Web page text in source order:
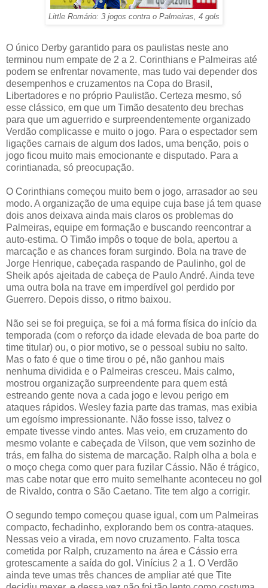
Little Romário: 3 jogos contra o Palmeiras, 4 gols
O único Derby garantido para os paulistas neste ano
terminou num empate de 2 a 2. Corinthians e Palmeiras até
podem se enfrentar novamente, mas tudo vai depender dos
desempenhos e cruzamentos na Copa do Brasil,
Libertadores e no próprio Paulistão. Certeza mesmo, só
esse clássico, em que um Timão desatento deu brechas
para que um aguerrido e surpreendentemente organizado
Verdão complicasse e muito o jogo. Para o espectador sem
ligações carnais de algum dos lados, uma benção, pois o
jogo ficou muito mais emocionante e disputado. Para a
corintianada, só preocupação.
O Corinthians começou muito bem o jogo, arrasador ao seu
modo. A organização de uma equipe cuja base já tem quase
dois anos deixava ainda mais claros os problemas do
Palmeiras, equipe em formação e buscando reencontrar a
auto-estima. O Timão impôs o toque de bola, apertou a
marcação e as chances foram surgindo. Bola na trave de
Jorge Henrique, cabeçada raspando de Paulinho, gol de
Sheik após ajeitada de cabeça de Paulo André. Ainda teve
uma outra bola na trave em imperdível gol perdido por
Guerrero. Depois disso, o ritmo baixou.
Não sei se foi preguiça, se foi a má forma física do início da
temporada (com o reforço da idade elevada de boa parte do
time titular) ou, o pior motivo, se o pessoal subiu no salto.
Mas o fato é que o time tirou o pé, não ganhou mais
nenhuma dividida e o Palmeiras cresceu. Mais calmo,
mostrou organização surpreendente para quem está
estreando gente nova a cada jogo e levou perigo em
ataques rápidos. Wesley fazia parte das tramas, mas exibia
um egoísmo impressionante. Não fosse isso, talvez o
empate tivesse vindo antes. Mas veio, em cruzamento do
mesmo volante e cabeçada de Vilson, que vem sozinho de
trás, em falha do sistema de marcação. Ralph olha a bola e
o moço chega como quer para fuzilar Cássio. Não é trágico,
mas cabe notar que erro muito semelhante aconteceu no gol
de Rivaldo, contra o São Caetano. Tite tem algo a corrigir.
O segundo tempo começou quase igual, com um Palmeiras
compacto, fechadinho, explorando bem os contra-ataques.
Nessas veio a virada, em novo cruzamento. Falta tosca
cometida por Ralph, cruzamento na área e Cássio erra
grotescamente a saída do gol. Vinícius 2 a 1. O Verdão
ainda teve umas três chances de ampliar até que Tite